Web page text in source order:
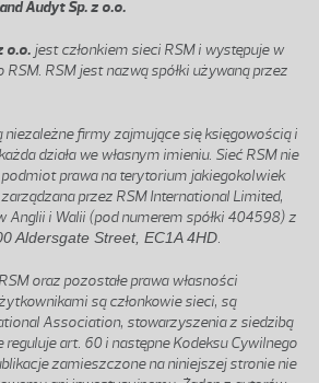
Audyt Sp. z o.o.
o.o. jest członkiem sieci RSM i występuje w
RSM jest nazwą spółki używaną przez
niezależne firmy zajmujące się księgowością i
działa we własnym imieniu. Sieć RSM nie
prawa na terytorium jakiegokolwiek
przez RSM International Limited,
Anglii i Walii (pod numerem spółki 404598) z
Aldersgate Street, EC1A 4HD.
oraz pozostałe prawa własności
są członkowie sieci, są
Association, stowarzyszenia z siedzibą
reguluje art. 60 i następne Kodeksu Cywilnego
zamieszczone na niniejszej stronie nie